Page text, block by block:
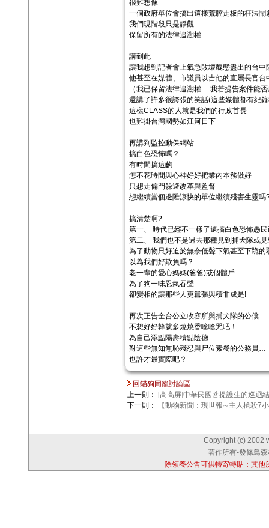
很難想像
一個政府單位會搞出這樣荒腔走板的枉法鬧
我們現階段只是靜觀
保留所有的法律追溯權
講到此
讓我想到記者會上氣急敗壞醜態盡出的台中
他甚至在媒體、市議員以吉他的直屬長官
（我已保留法律追溯權….我若提告案件能
還講了許多很誇張的笑話(這些媒體都有紀
這樣CLASS的人就是我們的行政首長
也難掛台灣國勢如江河日下
再講到監控動保網站
搞白色恐怖嗎？
有時間搞這齣
怎不花時間與心神好好把業內本務做好
只想走偏門躲避改革與監督
想繼續當個邊陲涼快的單位繼續殘害生靈嗎
搞清楚啊?
第一、 時代已經不一樣了還搞白色恐怖愚
第二、 我們也不是過去那種見到捕犬隊或
為了動物只好迫於無奈低聲下氣甚至下跪的
以為我們好欺負嗎？
老一輩的愛心媽媽(爸爸)或個體戶
為了狗一味忍氣吞聲
卻變相的讓那些人更囂張與積非成是!
再次正告全台公立收容所與捕犬隊的公僕
不想好好幹就多燒燒香唸唸咒吧！
為自己添點陽壽積點陰德
對這些無知無恥殘忍與尸位素餐的公務員…
也許才最實際吧？
回貓狗同籠討論區
上一則：
[高高屏]中華民國菩提護生的巡迴
下一則：
【動物新聞：現世報∼主人槍殺7
Copyright (c) 2002
著作所有-發條鳥
除領養公告可供轉寄轉貼；其